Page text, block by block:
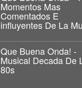
Momentos Mas
Comentados E
influyentes De La
Que Buena Onda! -
Musical Decada De
80s